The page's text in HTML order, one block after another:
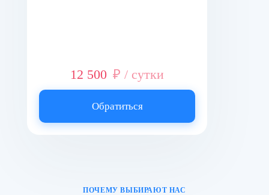
12 500 ₽ / сутки
Обратиться
ПОЧЕМУ ВЫБИРАЮТ НАС